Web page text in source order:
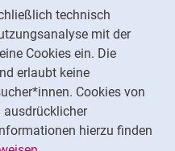
technisch
mit der
Cookies ein. Die
erlaubt keine
Cookies von
ausdrücklicher
hierzu finden